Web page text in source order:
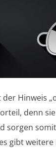
Hinweis
denn
sorgen
gibt